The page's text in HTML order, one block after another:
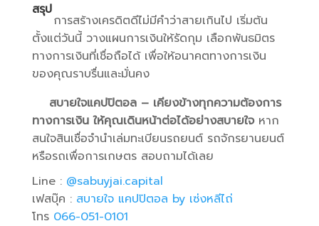
สรุป
การสร้างเครดิตดีไม่มีคำว่าสายเกินไป เริ่มต้น
ตั้งแต่วันนี้ วางแผนการเงินให้รัดกุม เลือกพันธมิตร
ทางการเงินที่เชื่อถือได้ เพื่อให้อนาคตทางการเงิน
ของคุณราบรื่นและมั่นคง
สบายใจแคปปิตอล – เคียงข้างทุกความต้องการ
ทางการเงิน ให้คุณเดินหน้าต่อได้อย่างสบายใจหาก
สนใจสินเชื่อจำนำเล่มทะเบียนรถยนต์ รถจักรยานยนต์
หรือรถเพื่อการเกษตร สอบถามได้เลย
Line : @sabuyjai.capital
เฟสบุ๊ค : สบายใจ แคปปิตอล by เซ่งหลีไถ่
โทร 066-051-0101